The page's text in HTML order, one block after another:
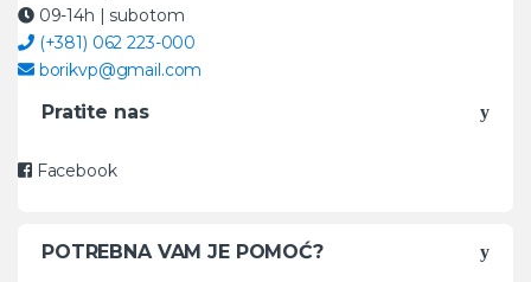
09-14h | subotom
(+381) 062 223-000
borikvp@gmail.com
Pratite nas
Facebook
POTREBNA VAM JE POMOĆ?